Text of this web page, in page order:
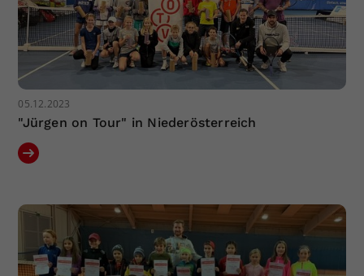
05.12.2023
"Jürgen on Tour" in Niederösterreich